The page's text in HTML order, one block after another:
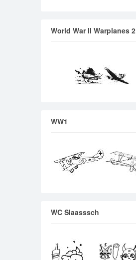
World War II Warplanes 2
WW1
WC Slaasssch